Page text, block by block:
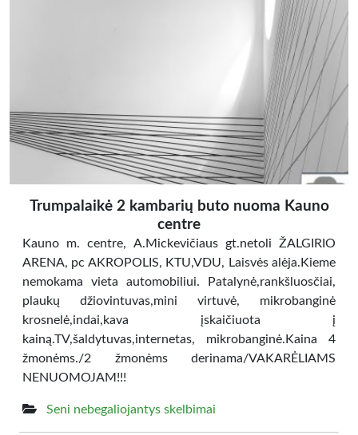
Trumpalaikė 2 kambarių buto nuoma Kauno
centre
Kauno m. centre, A.Mickevičiaus gt.netoli ŽALGIRIO
ARENA, pc AKROPOLIS, KTU,VDU, Laisvės alėja.Kieme
nemokama vieta automobiliui. Patalynė,rankšluosčiai,
plaukų džiovintuvas,mini virtuvė, mikrobanginė
krosnelė,indai,kava įskaičiuota į
kainą.TV,šaldytuvas,internetas, mikrobanginė.Kaina 4
žmonėms./2 žmonėms derinama/VAKARĖLIAMS
NENUOMOJAM!!!
Seni nebegaliojantys skelbimai